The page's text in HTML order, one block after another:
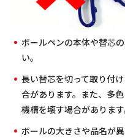
ボールペンの本体や替芯の
い。
長い替芯を切って取り付
合があります。また、多
機構を壊す場合があります
ボールの大きさや品名が